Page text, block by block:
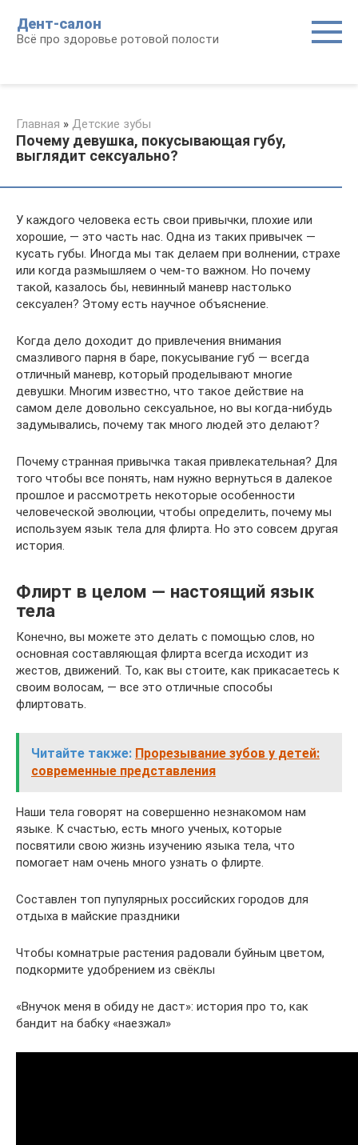
контенту
Дент-салон
Всё про здоровье ротовой полости
Главная » Детские зубы
Почему девушка, покусывающая губу,
выглядит сексуально?
У каждого человека есть свои привычки, плохие или
хорошие, — это часть нас. Одна из таких привычек —
кусать губы. Иногда мы так делаем при волнении, страхе
или когда размышляем о чем-то важном. Но почему
такой, казалось бы, невинный маневр настолько
сексуален? Этому есть научное объяснение.
Когда дело доходит до привлечения внимания
смазливого парня в баре, покусывание губ — всегда
отличный маневр, который проделывают многие
девушки. Многим известно, что такое действие на
самом деле довольно сексуальное, но вы когда-нибудь
задумывались, почему так много людей это делают?
Почему странная привычка такая привлекательная? Для
того чтобы все понять, нам нужно вернуться в далекое
прошлое и рассмотреть некоторые особенности
человеческой эволюции, чтобы определить, почему мы
используем язык тела для флирта. Но это совсем другая
история.
Флирт в целом — настоящий язык
тела
Конечно, вы можете это делать с помощью слов, но
основная составляющая флирта всегда исходит из
жестов, движений. То, как вы стоите, как прикасаетесь к
своим волосам, — все это отличные способы
флиртовать.
Читайте также: Прорезывание зубов у детей:
современные представления
Наши тела говорят на совершенно незнакомом нам
языке. К счастью, есть много ученых, которые
посвятили свою жизнь изучению языка тела, что
помогает нам очень много узнать о флирте.
Составлен топ пупулярных российских городов для
отдыха в майские праздники
Чтобы комнатрые растения радовали буйным цветом,
подкормите удобрением из свёклы
«Внучок меня в обиду не даст»: история про то, как
бандит на бабку «наезжал»